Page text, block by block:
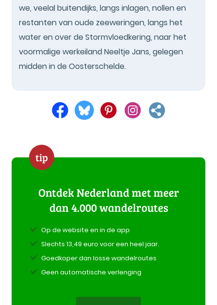
we, veelal buitendijks, langs inlagen, nollen en
restanten van oude zeeweringen, langs het
water en over de Stormvloedkering, naar het
voormalige werkeiland Neeltje Jans, gelegen
midden in de Oosterschelde.
tip
Ontdek Nederland met meer
dan 4.000 wandelroutes
Op de website en in de app
Slechts 13,49 euro voor een heel jaar.
Goedkoper dan losse wandelroutes
Geen automatische verlenging